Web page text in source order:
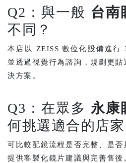
Q2：與一般 台南
不同？
本店以 ZEISS 數位化設備進行
並透過視覺行為諮詢，規劃更
決方案。
Q3：在眾多 永康
何挑選適合的店家
可比較配鏡流程是否完整、是
提供客製化鏡片建議與完善售